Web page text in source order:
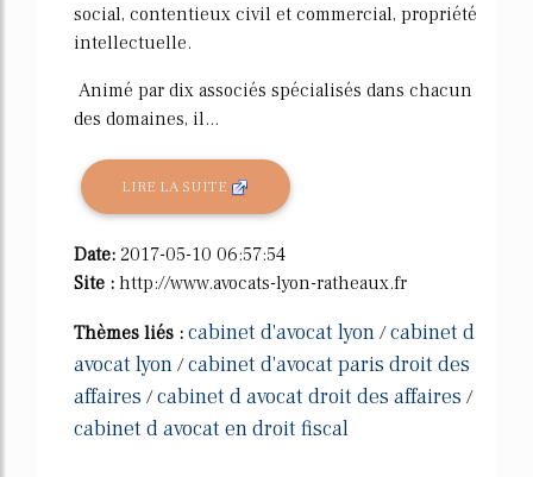
social, contentieux civil et commercial, propriété
intellectuelle.
Animé par dix associés spécialisés dans chacun
des domaines, il...
LIRE LA SUITE
Date: 2017-05-10 06:57:54
Site : http://www.avocats-lyon-ratheaux.fr
Thèmes liés : cabinet d'avocat lyon /cabinet d
avocat lyon /cabinet d'avocat paris droit des
affaires /cabinet d avocat droit des affaires /
cabinet d avocat en droit fiscal